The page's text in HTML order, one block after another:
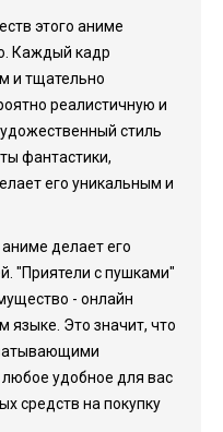
этого аниме
Каждый кадр
и тщательно
реалистичную и
стиль
фантастики,
его уникальным и
делает его
"Приятели с пушками"
- онлайн
языке. Это значит, что
удобное для вас
средств на покупку